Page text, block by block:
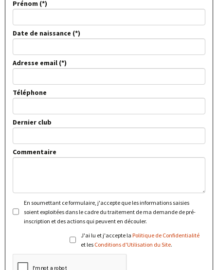
Prénom
Date de naissance
Adresse email
Téléphone
Dernier club
Commentaire
En soumettant ce formulaire, j'accepte que les informations saisies
soient exploitées dans le cadre du traitement de ma demande de pré-
inscription et des actions qui peuvent en découler.
J'ai lu et j'accepte la Politique de Confidentialité
et les Conditions d'Utilisation du Site.